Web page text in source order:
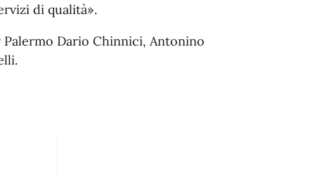
di qualità».
Dario Chinnici, Antonino